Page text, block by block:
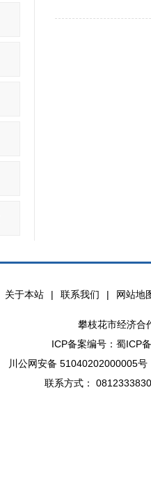
关于本站 | 联系我们 | 网站地
攀枝花市经济合
ICP备案编号：蜀ICP
川公网安备 51040202000005号
联系方式：